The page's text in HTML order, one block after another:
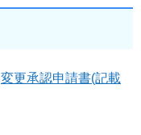
変更承認申請書(記載